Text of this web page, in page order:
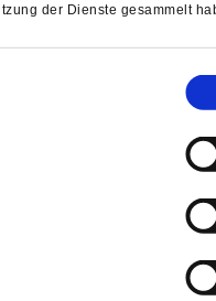
der Dienste gesammelt